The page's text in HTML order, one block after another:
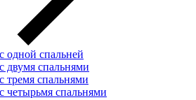
одной спальней
двумя спальнями
тремя спальнями
четырьмя спальнями